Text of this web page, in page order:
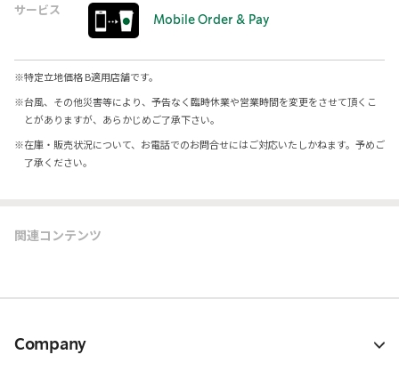
サービス
Mobile Order & Pay
※特定立地価格 B適用店舗です。
※台風、その他災害等により、予告なく臨時休業や営業時間を変更をさせて頂くこ
とがありますが、あらかじめご了承下さい。
※在庫・販売状況について、お電話でのお問合せにはご対応いたしかねます。予めご
了承ください。
関連コンテンツ
Company